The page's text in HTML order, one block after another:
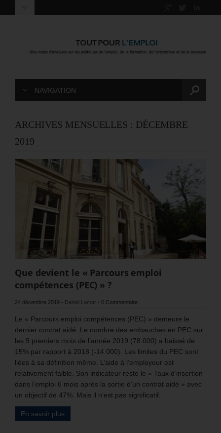
NAVIGATION
ARCHIVES MENSUELLES : DÉCEMBRE
2019
Que devient le « Parcours emploi
compétences (PEC) » ?
24 décembre 2019 - Daniel Lamar - 0 Commentaire
Le « Parcours emploi compétences (PEC) » demeure le
dernier contrat aidé. Le nombre des embauches en PEC sur
les 9 premiers mois de l’année 2019 (78 000) a baissé de
15% par rapport à 2018 (-14 000). Les limites du PEC sont
liées à sa définition même. L’aide à l’employeur est
relativement faible. Son indicateur reste le « Taux d’insertion
dans l’emploi 6 mois après la sortie d’un contrat aidé » avec
un objectif de 47%. Mais il n’est pas significatif.
En savoir plus